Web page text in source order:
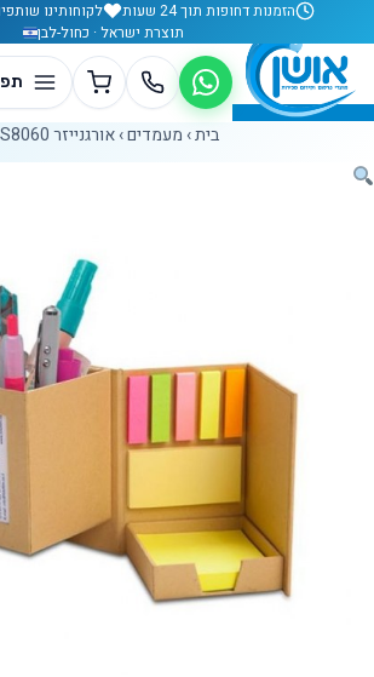
דלג לתוכןהזמנות דחופות תוך 24 שעות
לקוחותינו
תוצרת ישראל · כחול-לבן
בית› מעמדים›אורגנייזר OS8060